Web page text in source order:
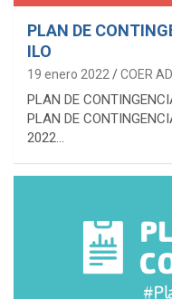
PLAN DE
ILO
19 enero 2022 COER
PLAN DE
PLAN DE
2022…